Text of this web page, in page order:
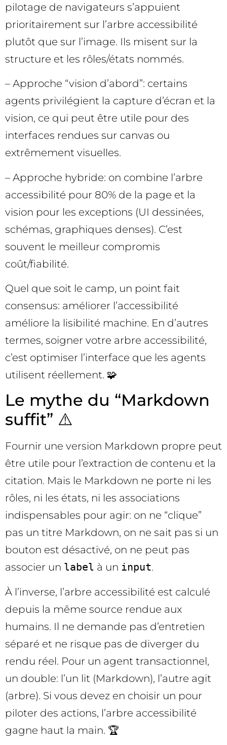
pilotage de navigateurs s’appuient
prioritairement sur l’arbre accessibilité
plutôt que sur l’image. Ils misent sur la
structure et les rôles/états nommés.
– Approche “vision d’abord”: certains
agents privilégient la capture d’écran et la
vision, ce qui peut être utile pour des
interfaces rendues sur canvas ou
extrêmement visuelles.
– Approche hybride: on combine l’arbre
accessibilité pour 80% de la page et la
vision pour les exceptions (UI dessinées,
schémas, graphiques denses). C’est
souvent le meilleur compromis
coût/fiabilité.
Quel que soit le camp, un point fait
consensus: améliorer l’accessibilité
améliore la lisibilité machine. En d’autres
termes, soigner votre arbre accessibilité,
c’est optimiser l’interface que les agents
utilisent réellement. 🧩
Le mythe du “Markdown
suffit” ⚠️
Fournir une version Markdown propre peut
être utile pour l’extraction de contenu et la
citation. Mais le Markdown ne porte ni les
rôles, ni les états, ni les associations
indispensables pour agir: on ne “clique”
pas un titre Markdown, on ne sait pas si un
bouton est désactivé, on ne peut pas
associer un label à un input.
À l’inverse, l’arbre accessibilité est calculé
depuis la même source rendue aux
humains. Il ne demande pas d’entretien
séparé et ne risque pas de diverger du
rendu réel. Pour un agent transactionnel,
un double: l’un lit (Markdown), l’autre agit
(arbre). Si vous devez en choisir un pour
piloter des actions, l’arbre accessibilité
gagne haut la main. 🏆